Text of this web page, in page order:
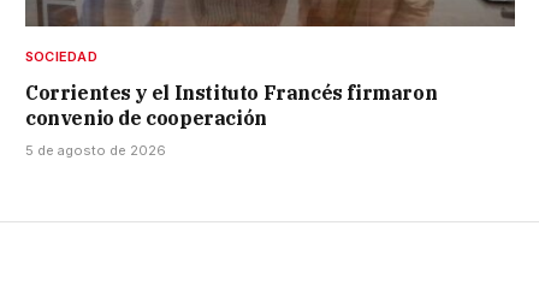
SOCIEDAD
Corrientes y el Instituto Francés firmaron
convenio de cooperación
5 de agosto de 2026